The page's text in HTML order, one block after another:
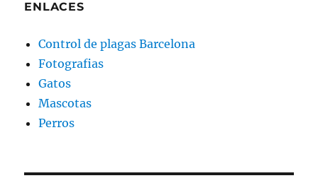
ENLACES
Control de plagas Barcelona
Fotografias
Gatos
Mascotas
Perros